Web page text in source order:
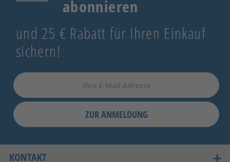
abonnieren
und 25 € Rabatt für Ihren Einkauf
sichern!
ZUR ANMELDUNG
KONTAKT